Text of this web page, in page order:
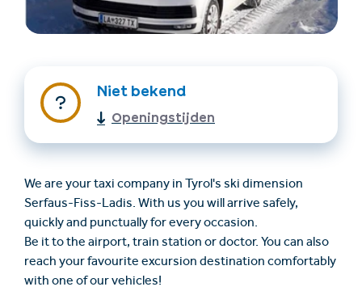
vinden
Niet bekend
Openingstijden
We are your taxi company in Tyrol's ski dimension
Serfaus-Fiss-Ladis. With us you will arrive safely,
quickly and punctually for every occasion.
Be it to the airport, train station or doctor. You can also
reach your favourite excursion destination comfortably
with one of our vehicles!